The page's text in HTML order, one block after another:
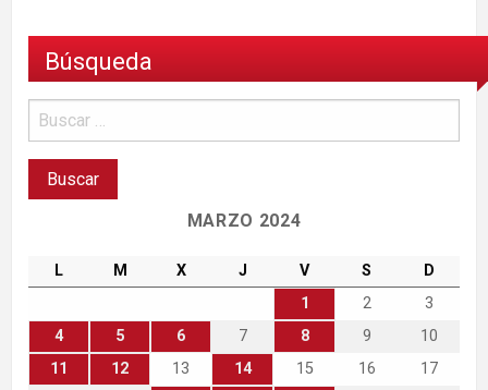
Búsqueda
MARZO 2024
L M X J V S
D
1
2
3
4
5 6 7 8 9
10
11
12 13 14 15 16
17